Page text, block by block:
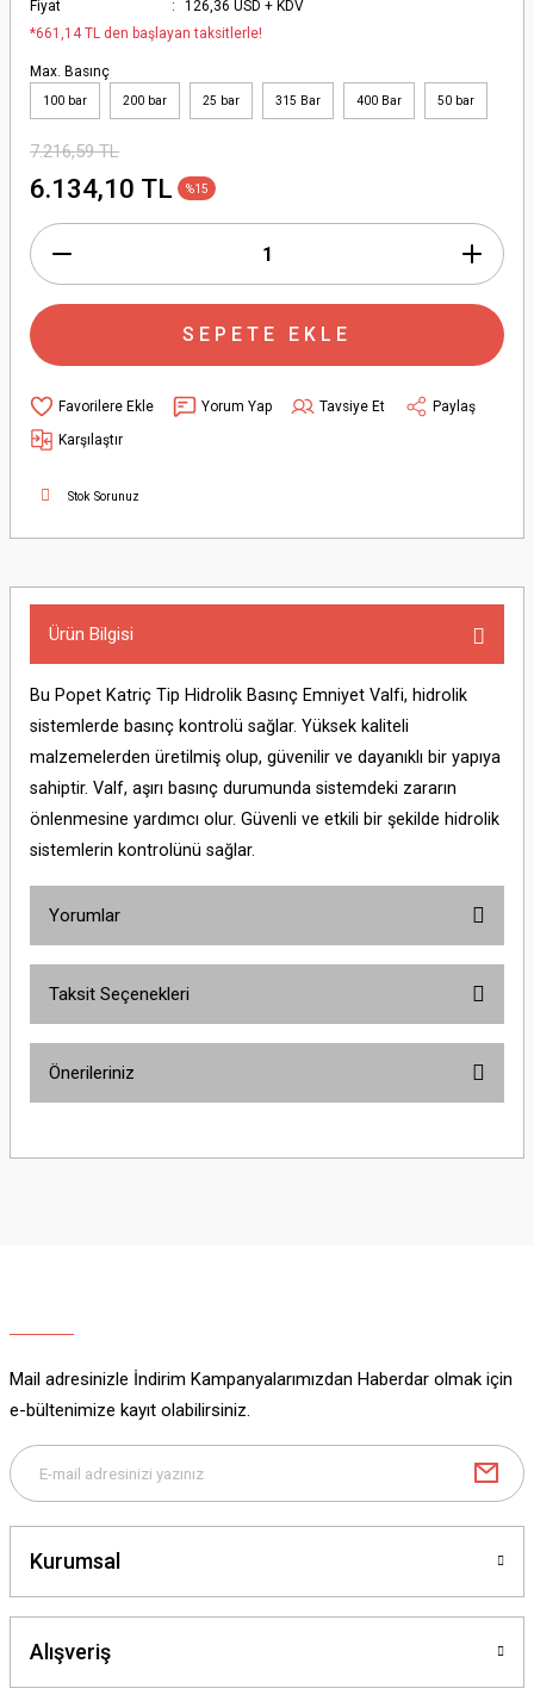
Fiyat
126,36 USD + KDV
*661,14 TL den başlayan taksitlerle!
Max. Basınç
100 bar 200 bar 25 bar 315 Bar 400 Bar 50 bar
7.216,59 TL
6.134,10 TL %15
SEPETE EKLE
Yorum Yap Tavsiye Et
Paylaş
Karşılaştır
Stok Sorunuz
Ürün Bilgisi
Bu Popet Katriç Tip Hidrolik Basınç Emniyet Valfi, hidrolik
sistemlerde basınç kontrolü sağlar. Yüksek kaliteli
malzemelerden üretilmiş olup, güvenilir ve dayanıklı bir yapıya
sahiptir. Valf, aşırı basınç durumunda sistemdeki zararın
önlenmesine yardımcı olur. Güvenli ve etkili bir şekilde hidrolik
sistemlerin kontrolünü sağlar.
Yorumlar
Taksit Seçenekleri
Önerileriniz
yetersiz gördüğünüz noktaları öneri formunu kullanarak tarafımıza
Bu ürüne benzer farklı alternatifler olmalı.
Mail adresinizle İndirim Kampanyalarımızdan Haberdar olmak için
e-bültenimize kayıt olabilirsiniz.
Kurumsal
Alışveriş